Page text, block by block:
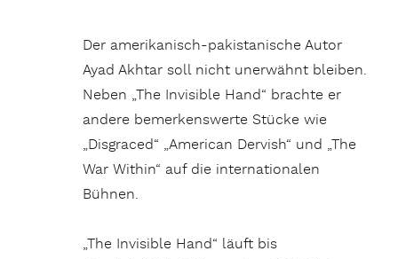
Der amerikanisch-pakistanische Autor
Ayad Akhtar soll nicht unerwähnt bleiben.
Neben „The Invisible Hand“ brachte er
andere bemerkenswerte Stücke wie
„Disgraced“ „American Dervish“ und „The
War Within“ auf die internationalen
Bühnen.
„The Invisible Hand“ läuft bis